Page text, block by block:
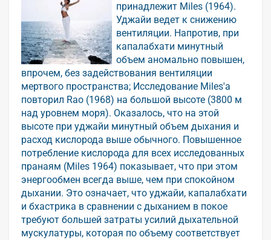
принадлежит Miles (1964).
Уджайи ведет к снижению
вентиляции. Напротив, при
капалабхати минутный
объем аномально повышен,
впрочем, без задействования вентиляции
мертвого пространства; Исследование Miles'а
повторил Rao (1968) на большой высоте (3800 м
над уровнем моря). Оказалось, что на этой
высоте при уджайи минутный объем дыхания и
расход кислорода выше обычного. Повышенное
потребление кислорода для всех исследованных
пранаям (Miles 1964) показывает, что при этом
энергообмен всегда выше, чем при спокойном
дыхании. Это означает, что уджайи, капалабхати
и бхастрика в сравнении с дыханием в покое
требуют большей затраты усилий дыхательной
мускулатуры, которая по объему соответствует